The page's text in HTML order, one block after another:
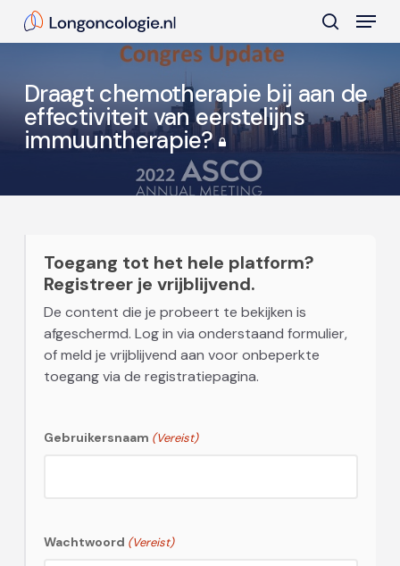
search
Menu
Draagt chemotherapie bij aan de
effectiviteit van eerstelijns
immuuntherapie?
Toegang tot het hele platform?
Registreer je vrijblijvend.
De content die je probeert te bekijken is
afgeschermd. Log in via onderstaand formulier,
of meld je vrijblijvend aan voor onbeperkte
toegang via de registratiepagina.
Gebruikersnaam (Vereist)
Wachtwoord (Vereist)